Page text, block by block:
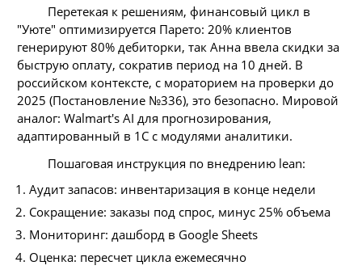
Перетекая к решениям, финансовый цикл в
"Уюте" оптимизируется Парето: 20% клиентов
генерируют 80% дебиторки, так Анна ввела скидки за
быструю оплату, сократив период на 10 дней. В
российском контексте, с мораторием на проверки до
2025 (Постановление №336), это безопасно. Мировой
аналог: Walmart's AI для прогнозирования,
адаптированный в 1C с модулями аналитики.
Пошаговая инструкция по внедрению lean:
Аудит запасов: инвентаризация в конце недели
Сокращение: заказы под спрос, минус 25% объема
Мониторинг: дашборд в Google Sheets
Оценка: пересчет цикла ежемесячно